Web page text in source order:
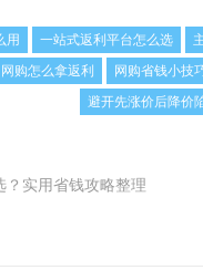
用 一站式返利平台怎么选
网购怎么拿返利 网购省钱小技
避开先涨价后降价
？实用省钱攻略整理